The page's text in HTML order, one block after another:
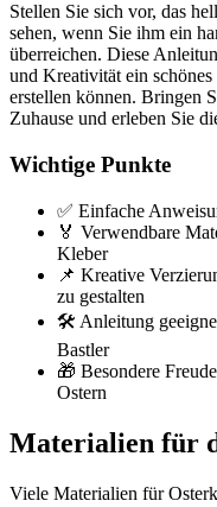
Stellen Sie sich vor, das
sehen, wenn Sie ihm ein
überreichen. Diese
und Kreativität ein
erstellen können. Bringen
Zuhause und erleben Sie
Wichtige Punkte
✅ Einfache
🏅 Verwendbare
Kleber
📌 Kreative
zu gestalten
🛠️ Anleitung
Bastler
🎁 Besondere
Ostern
Materialien für
Viele Materialien für